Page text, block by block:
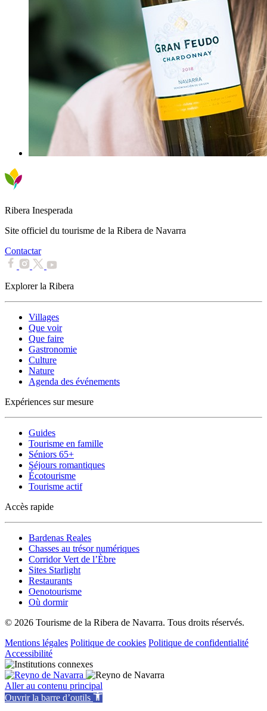
Ribera Inesperada
Site officiel du tourisme de la Ribera de Navarra
Contactar
Explorer la Ribera
Villages
Que voir
Que faire
Gastronomie
Culture
Nature
Agenda des événements
Expériences sur mesure
Guides
Tourisme en famille
Séniors 65+
Séjours romantiques
Écotourisme
Tourisme actif
Accès rapide
Bardenas Reales
Chasses au trésor numériques
Corridor Vert de l’Èbre
Sites Starlight
Restaurants
Oenotourisme
Où dormir
© 2026 Tourisme de la Ribera de Navarra. Tous droits réservés.
Mentions légales Politique de cookies Politique de confidentialité
Accessibilité
Aller au contenu principal
Ouvrir la barre d’outils